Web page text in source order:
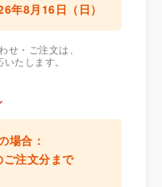
年8月16日（日）
・ご注文は、
たします。
場合：
注文分まで